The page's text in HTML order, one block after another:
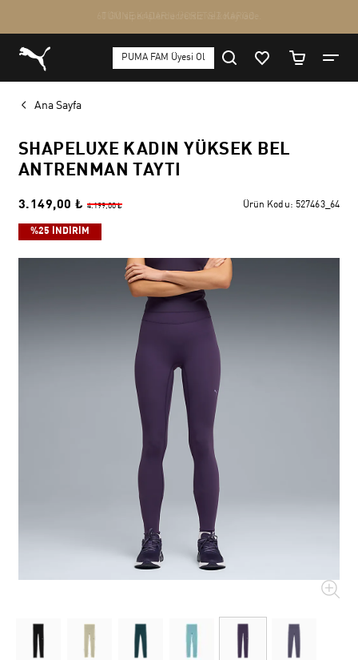
Ana Sayfa
SHAPELUXE KADIN YÜKSEK BEL
ANTRENMAN TAYTI
3.149,00 ₺ 4.199,00 ₺ Ürün Kodu: 527463_64
%25 İNDİRİM